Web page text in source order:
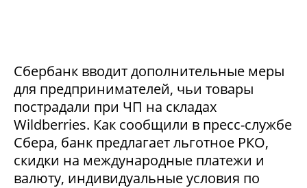
Сбербанк вводит дополнительные меры
для предпринимателей, чьи товары
пострадали при ЧП на складах
Wildberries. Как сообщили в пресс-службе
Сбера, банк предлагает льготное РКО,
скидки на международные платежи и
валюту, индивидуальные условия по